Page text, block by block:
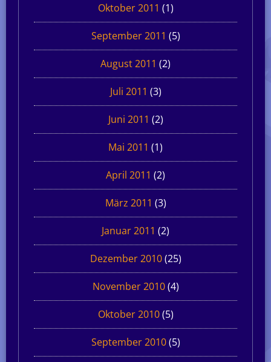
Oktober 2011 (1)
September 2011 (5)
August 2011 (2)
Juli 2011 (3)
Juni 2011 (2)
Mai 2011 (1)
April 2011 (2)
März 2011 (3)
Januar 2011 (2)
Dezember 2010(25)
November 2010(4)
Oktober 2010(5)
September 2010(5)